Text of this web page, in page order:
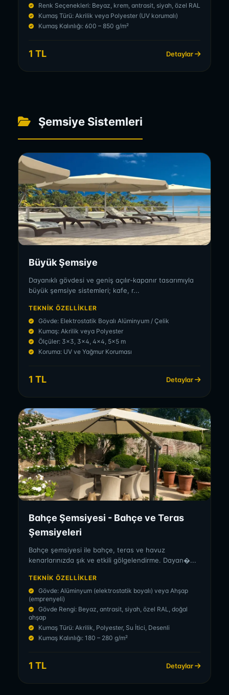
Renk Seçenekleri: Beyaz, krem, antrasit, siyah, özel RAL
Kumaş Türü: Akrilik veya Polyester (UV korumalı)
Kumaş Kalınlığı: 600 – 850 g/m²
1 TL Detaylar
Şemsiye Sistemleri
Büyük Şemsiye
Dayanıklı gövdesi ve geniş açılır-kapanır tasarımıyla
büyük şemsiye sistemleri; kafe, r...
TEKNIK ÖZELLIKLER
Gövde: Elektrostatik Boyalı Alüminyum / Çelik
Kumaş: Akrilik veya Polyester
Ölçüler: 3x3, 3x4, 4x4, 5x5 m
Koruma: UV ve Yağmur Koruması
1 TL Detaylar
Bahçe Şemsiyesi - Bahçe ve Teras
Şemsiyeleri
Bahçe şemsiyesi ile bahçe, teras ve havuz
kenarlarınızda şık ve etkili gölgelendirme. Dayan�...
TEKNIK ÖZELLIKLER
Gövde: Alüminyum (elektrostatik boyalı) veya Ahşap
(emprenyeli)
Gövde Rengi: Beyaz, antrasit, siyah, özel RAL, doğal
ahşap
Kumaş Türü: Akrilik, Polyester, Su İtici, Desenli
Kumaş Kalınlığı: 180 – 280 g/m²
1 TL Detaylar